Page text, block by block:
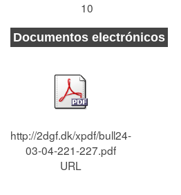
10
Documentos electrónicos
http://2dgf.dk/xpdf/bull24-
03-04-221-227.pdf
URL